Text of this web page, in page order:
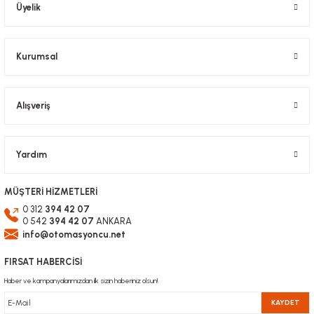
Üyelik
Kurumsal
Alışveriş
Yardım
MÜŞTERİ HİZMETLERİ
0 312 394 42 07
0 542 394 42 07 ANKARA
info@otomasyoncu.net
FIRSAT HABERCİSİ
Haber ve kampanyalarımızdan ilk sizin haberiniz olsun!
KAYDET